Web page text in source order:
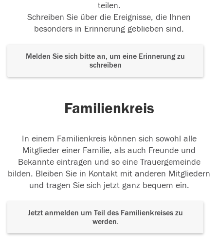
teilen.
Schreiben Sie über die Ereignisse, die Ihnen
besonders in Erinnerung geblieben sind.
Melden Sie sich bitte an, um eine Erinnerung zu
schreiben
Familienkreis
In einem Familienkreis können sich sowohl alle
Mitglieder einer Familie, als auch Freunde und
Bekannte eintragen und so eine Trauergemeinde
bilden. Bleiben Sie in Kontakt mit anderen Mitgliedern
und tragen Sie sich jetzt ganz bequem ein.
Jetzt anmelden um Teil des Familienkreises zu
werden.